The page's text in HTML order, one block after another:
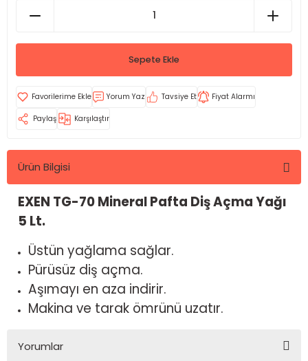
Sepete Ekle
Yorum Yaz Tavsiye Et Fiyat Alarmı
Paylaş Karşılaştır
Ürün Bilgisi
EXEN TG-70 Mineral Pafta Diş Açma Yağı
5 Lt.
Üstün yağlama sağlar.
Pürüsüz diş açma.
Aşımayı en aza indirir.
Makina ve tarak ömrünü uzatır.
Yorumlar